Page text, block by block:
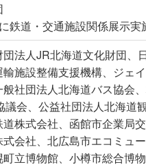
鉄道・交通施設関係展示実
法人JR北海道文化財団、
施設整備支援機構、ジェ
社団法人北海道バス協会
会、公益社団法人北海道
株式会社、函館市企業局
会社、北広島市エコミュ
立博物館、小樽市総合博